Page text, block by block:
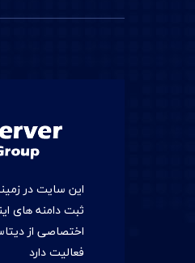
این سایت در
ثبت دامنه های
اختصاصی از
فعالیت دارد